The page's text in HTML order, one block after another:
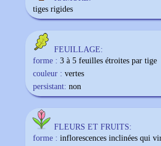
tiges rigides
FEUILLAGE:
forme : 3 à 5 feuilles étroites par tige
couleur : vertes
persistant: non
FLEURS ET FRUITS:
forme : inflorescences inclinées qui